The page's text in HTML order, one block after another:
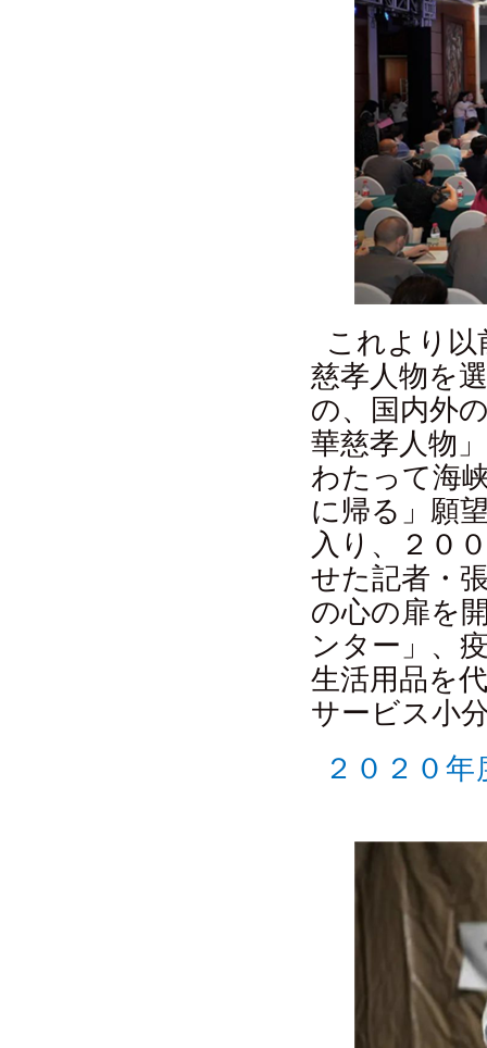
これより以
慈孝人物を
の、国内外
華慈孝人物
わたって海
に帰る」願
入り、２０
せた記者・
の心の扉を
ンター」、
生活用品を
サービス小
２０２０